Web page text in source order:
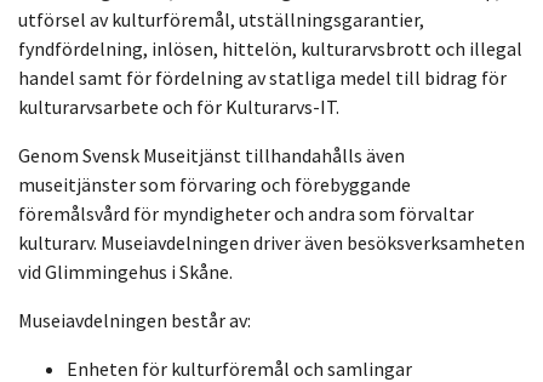
utförsel av kulturföremål, utställningsgarantier,
fyndfördelning, inlösen, hittelön, kulturarvsbrott och illegal
handel samt för fördelning av statliga medel till bidrag för
kulturarvsarbete och för Kulturarvs-IT.
Genom Svensk Museitjänst tillhandahålls även
museitjänster som förvaring och förebyggande
föremålsvård för myndigheter och andra som förvaltar
kulturarv. Museiavdelningen driver även besöksverksamheten
vid Glimmingehus i Skåne.
Museiavdelningen består av:
Enheten för kulturföremål och samlingar